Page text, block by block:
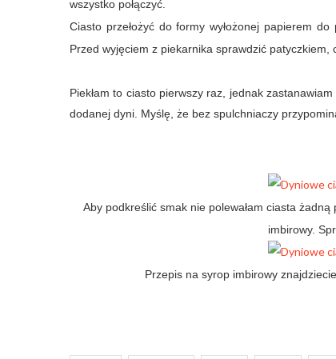
wszystko połączyć.
Ciasto przełożyć do formy wyłożonej papierem
Przed wyjęciem z piekarnika sprawdzić patyczkiem,
Piekłam to ciasto pierwszy raz, jednak
dodanej dyni. Myślę, że bez spulchniaczy
Aby podkreślić smak nie polewałam ciasta
imbirowy.
Przepis na syrop imbirowy